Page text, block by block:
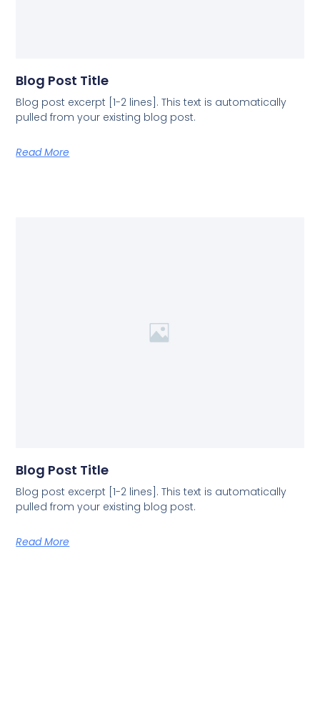
Blog Post Title
Blog post excerpt [1-2 lines]. This text is automatically
pulled from your existing blog post.
Read More
Blog Post Title
Blog post excerpt [1-2 lines]. This text is automatically
pulled from your existing blog post.
Read More